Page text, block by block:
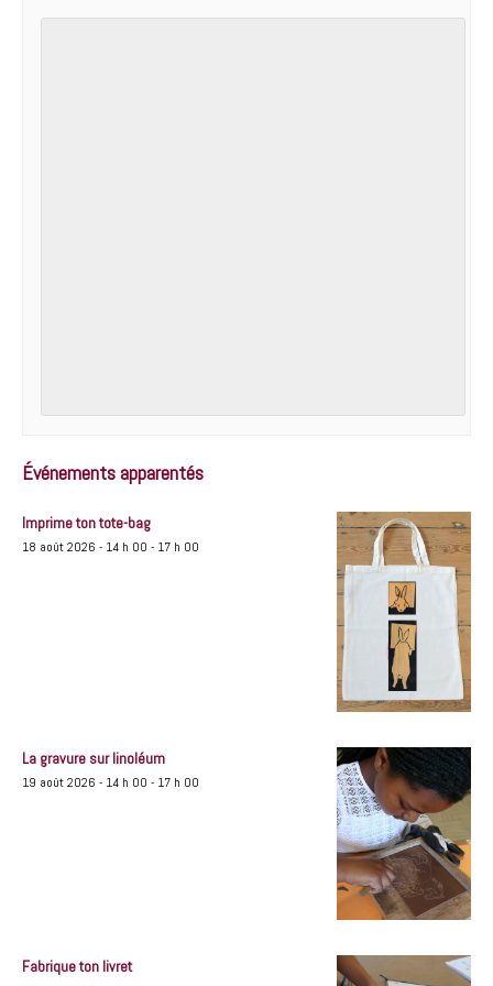
Événements apparentés
Imprime ton tote-bag
18 août 2026 - 14 h 00 - 17 h 00
La gravure sur linoléum
19 août 2026 - 14 h 00 - 17 h 00
Fabrique ton livret